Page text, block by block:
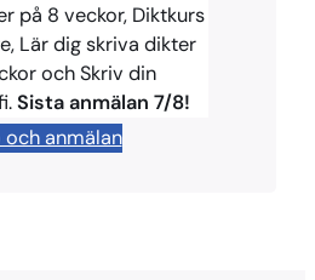
k
y
d
s
i
n
k
på 8 veckor, Diktkurs
Lär dig skriva dikter
och Skriv din
Sista anmälan 7/8!
och anmälan